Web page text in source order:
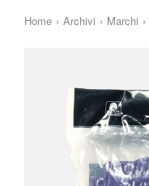
Home Archivi Marchi